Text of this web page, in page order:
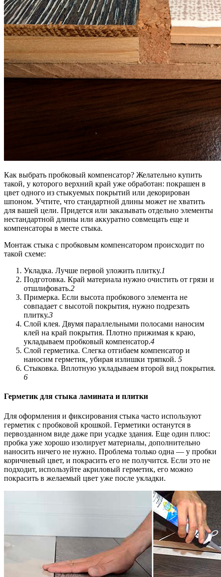
Как выбрать пробковый компенсатор? Желательно купить
такой, у которого верхний край уже обработан: покрашен в
цвет одного из стыкуемых покрытий или декорирован
шпоном. Учтите, что стандартной длины может не хватить
для вашей цели. Придется или заказывать отдельно элементы
нестандартной длины или аккуратно совмещать еще и
компенсаторы в месте стыка.
Монтаж стыка с пробковым компенсатором происходит по
такой схеме:
Укладка. Лучше первой уложить плитку.1
Подготовка. Край материала нужно очистить от грязи и
отшлифовать.2
Примерка. Если высота пробкового элемента не
совпадает с высотой покрытия, нужно подрезать
плитку.3
Слой клея. Двумя параллельными полосами наносим
клей на край покрытия. Плотно прижимая к краю,
укладываем пробковый компенсатор.4
Слой герметика. Слегка отгибаем компенсатор и
наносим герметик, убирая излишки тряпкой. 5
Стыковка. Вплотную укладываем второй вид покрытия.
6
Герметик для стыка ламината и плитки
Для оформления и фиксирования стыка часто используют
герметик с пробковой крошкой. Герметики останутся в
первозданном виде даже при усадке здания. Еще один плюс:
пробка уже хорошо изолирует материалы, дополнительно
наносить ничего не нужно. Проблема только одна — у пробки
коричневый цвет, и покрасить его не получится. Если это не
подходит, используйте акриловый герметик, его можно
покрасить в желаемый цвет уже после укладки.